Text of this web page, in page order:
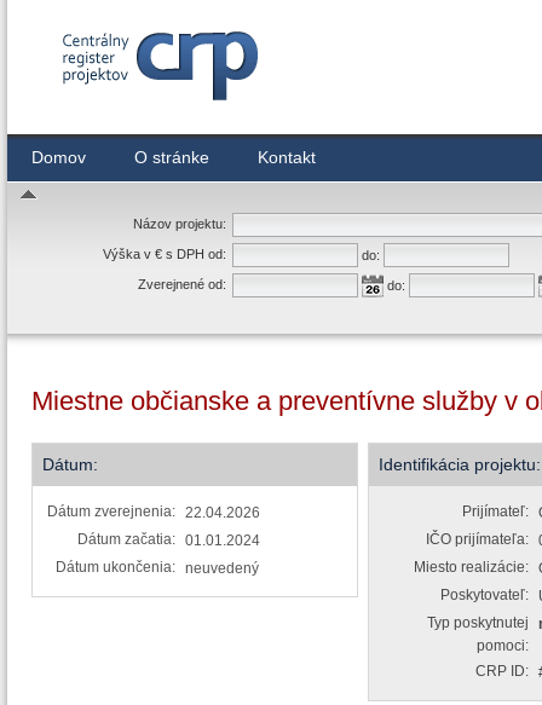
Domov O stránke Kontakt
Názov projektu:
Výška v € s DPH od:
do:
Zverejnené od:
do:
Miestne občianske a preventívne služby v
Dátum:
Dátum zverejnenia: 22.04.2026
Dátum začatia: 01.01.2024
Dátum ukončenia: neuvedený
Identifikácia projektu:
Prijímateľ:
IČO prijímateľa:
Miesto realizácie:
Poskytovateľ:
Typ poskytnutej
pomoci:
CRP ID: